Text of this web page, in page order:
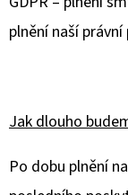
plnění naší
Jak dlouho
Po dobu plnění